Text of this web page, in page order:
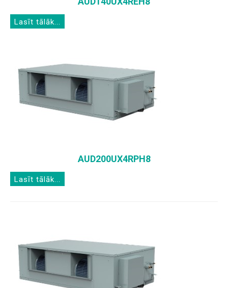
Lasīt tālāk...
AUD200UX4RPH8
Lasīt tālāk...